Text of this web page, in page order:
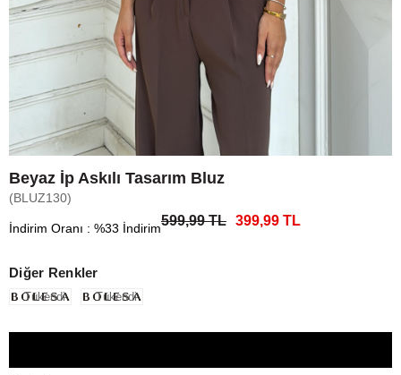
Beyaz İp Askılı Tasarım Bluz
(BLUZ130)
İndirim Oranı : %33 İndirim599,99 TL 399,99 TL
Diğer Renkler
Tükendi Tükendi